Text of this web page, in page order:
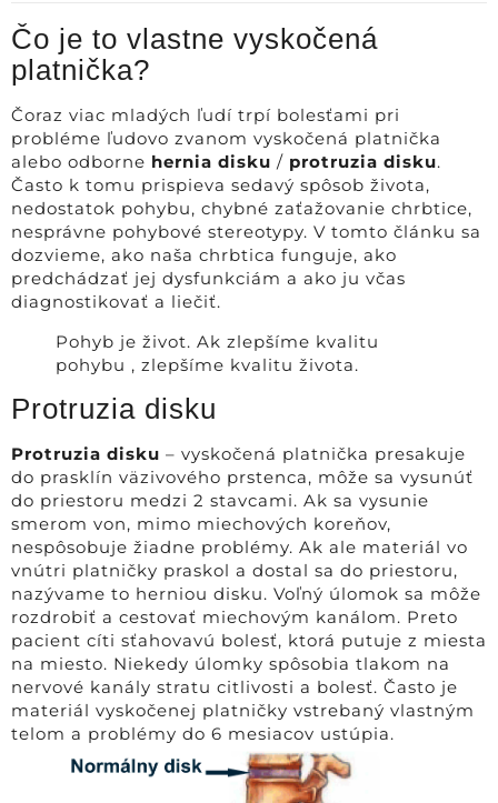
Čo je to vlastne vyskočená
platnička?
Čoraz viac mladých ľudí trpí bolesťami pri
probléme ľudovo zvanom vyskočená platnička
alebo odborne hernia disku / protruzia disku.
Často k tomu prispieva sedavý spôsob života,
nedostatok pohybu, chybné zaťažovanie chrbtice,
nesprávne pohybové stereotypy. V tomto článku sa
dozvieme, ako naša chrbtica funguje, ako
predchádzať jej dysfunkciám a ako ju včas
diagnostikovať a liečiť.
Pohyb je život. Ak zlepšíme kvalitu
pohybu , zlepšíme kvalitu života.
Protruzia disku
Protruzia disku – vyskočená platnička presakuje
do prasklín väzivového prstenca, môže sa vysunúť
do priestoru medzi 2 stavcami. Ak sa vysunie
smerom von, mimo miechových koreňov,
nespôsobuje žiadne problémy. Ak ale materiál vo
vnútri platničky praskol a dostal sa do priestoru,
nazývame to herniou disku. Voľný úlomok sa môže
rozdrobiť a cestovať miechovým kanálom. Preto
pacient cíti sťahovavú bolesť, ktorá putuje z miesta
na miesto. Niekedy úlomky spôsobia tlakom na
nervové kanály stratu citlivosti a bolesť. Často je
materiál vyskočenej platničky vstrebaný vlastným
telom a problémy do 6 mesiacov ustúpia.